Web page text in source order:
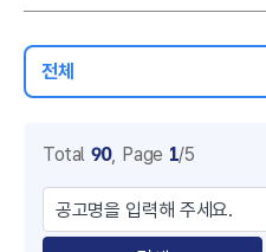
전체
Total 90, Page 1/5